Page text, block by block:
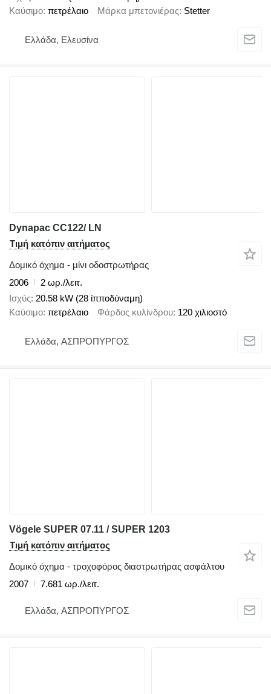
Καύσιμο πετρέλαιο Μάρκα μπετονιέρας Stetter
Ελλάδα, Ελευσίνα
Dynapac CC122/ LN
Τιμή κατόπιν αιτήματος
Δομικό όχημα - μίνι οδοστρωτήρας
2006
2 ωρ./λειτ.
Ισχύς 20.58 kW (28 ίπποδύναμη)
Καύσιμο πετρέλαιο Φάρδος κυλίνδρου 120 χιλιοστό
Ελλάδα, ΑΣΠΡΟΠΥΡΓΟΣ
Vögele SUPER 07.11 / SUPER 1203
Τιμή κατόπιν αιτήματος
Δομικό όχημα - τροχοφόρος διαστρωτήρας ασφάλτου
2007
7.681 ωρ./λειτ.
Ελλάδα, ΑΣΠΡΟΠΥΡΓΟΣ